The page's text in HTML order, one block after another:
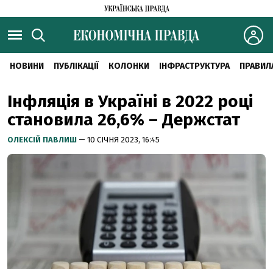
НОВИНИ ПУБЛІКАЦІЇ КОЛОНКИ ІНФРАСТРУКТУРА
Інфляція в Україні в 2022 році
становила 26,6% – Держстат
ОЛЕКСІЙ ПАВЛИШ — 10 СІЧНЯ 2023, 16:45